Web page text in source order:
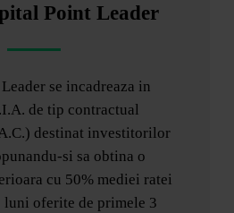
Point Leader
se incadreaza in
de tip contractual
destinat investitorilor
si sa obtina o
cu 50% mediei ratei
luni oferite de primele 3